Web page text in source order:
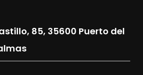
85, 35600 Puerto del